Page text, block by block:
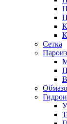
Сетка